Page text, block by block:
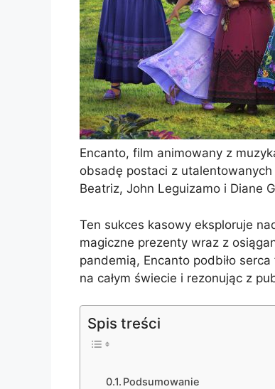
Encanto, film animowany z
obsadę postaci z
Beatriz, John Leguizamo i Diane
Ten sukces kasowy eksploruje
magiczne prezenty wraz z
pandemią, Encanto podbiło
na całym świecie i rezonując z
Spis treści
Podsumowanie